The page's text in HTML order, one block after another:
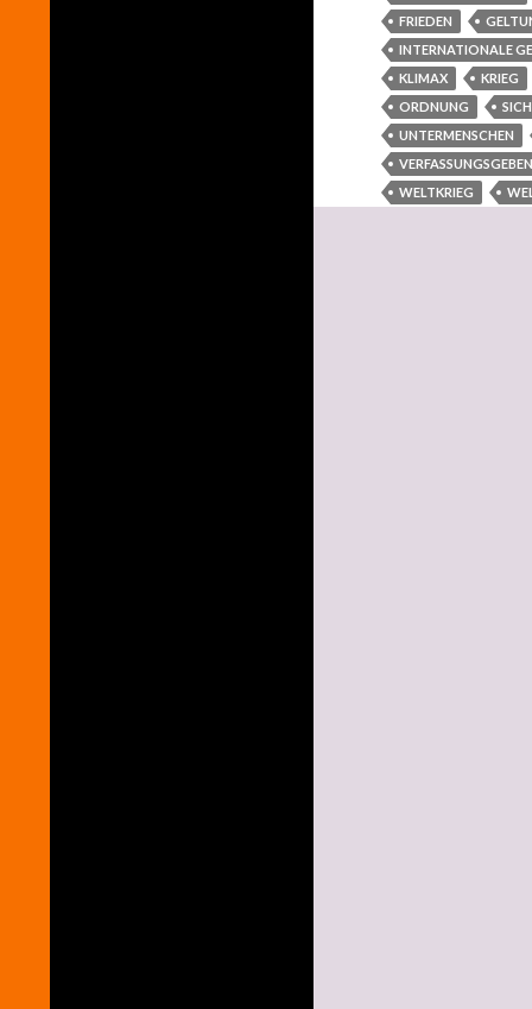
FRIEDEN
INTERNATIONALE
KLIMAX
KRIEG
ORDNUNG
UNTERMENSCHEN
WELTKRIEG